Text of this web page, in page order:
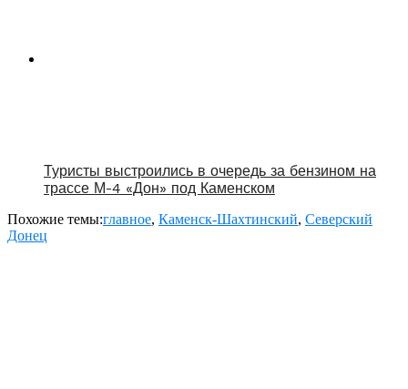
Туристы выстроились в очередь за бензином на
трассе М-4 «Дон» под Каменском
Похожие темы:главное, Каменск-Шахтинский, Северский
Донец